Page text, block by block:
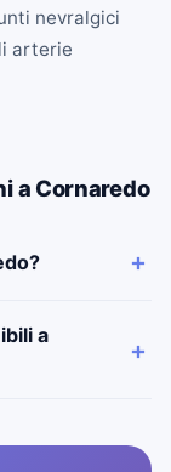
nevralgici
arterie
a Cornaredo
a